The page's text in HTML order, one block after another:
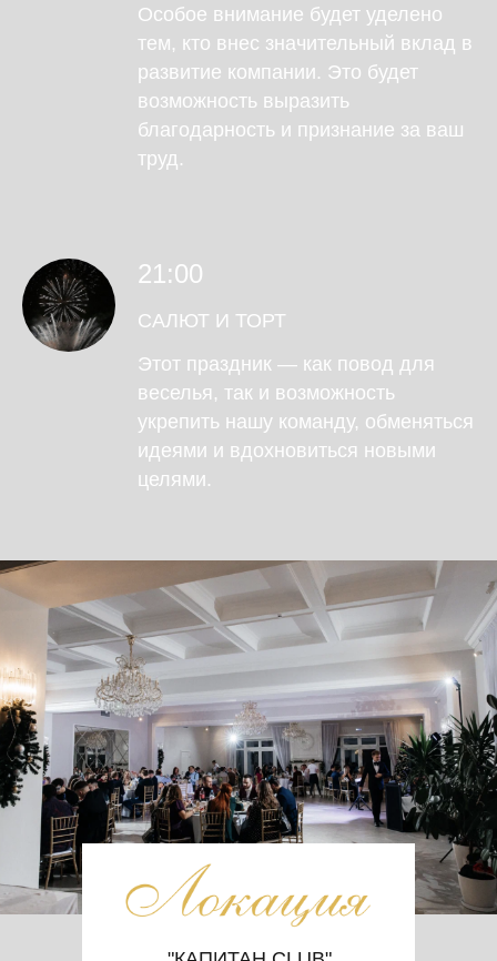
Особое внимание будет уделено
тем, кто внес значительный вклад в
развитие компании. Это будет
возможность выразить
благодарность и признание за ваш
труд.
21:00
САЛЮТ И ТОРТ
Этот праздник — как повод для
веселья, так и возможность
укрепить нашу команду, обменяться
идеями и вдохновиться новыми
целями.